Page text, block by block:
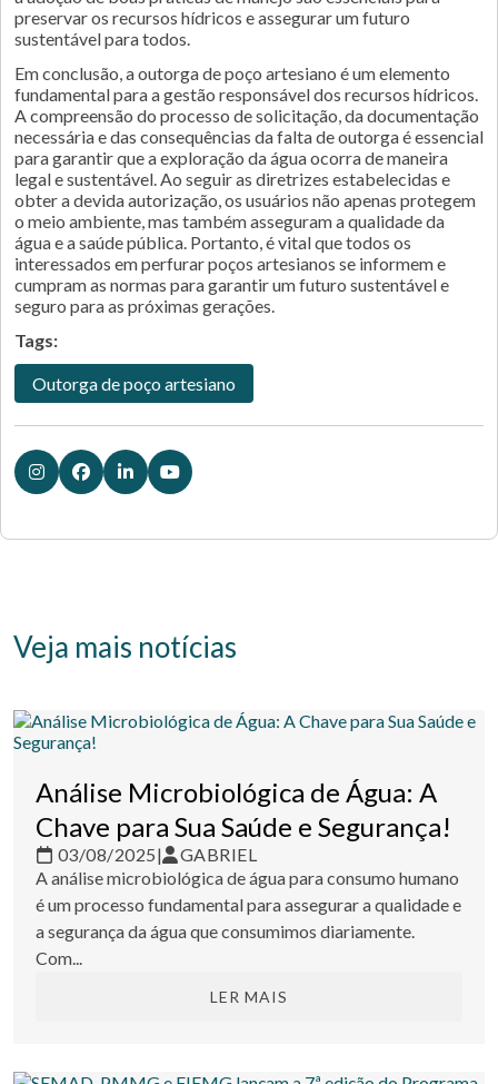
preservar os recursos hídricos e assegurar um futuro
sustentável para todos.
Em conclusão, a outorga de poço artesiano é um elemento
fundamental para a gestão responsável dos recursos hídricos.
A compreensão do processo de solicitação, da documentação
necessária e das consequências da falta de outorga é essencial
para garantir que a exploração da água ocorra de maneira
legal e sustentável. Ao seguir as diretrizes estabelecidas e
obter a devida autorização, os usuários não apenas protegem
o meio ambiente, mas também asseguram a qualidade da
água e a saúde pública. Portanto, é vital que todos os
interessados em perfurar poços artesianos se informem e
cumpram as normas para garantir um futuro sustentável e
seguro para as próximas gerações.
Tags:
Outorga de poço artesiano
Veja mais notícias
Análise Microbiológica de Água: A
Chave para Sua Saúde e Segurança!
03/08/2025|
GABRIEL
A análise microbiológica de água para consumo humano
é um processo fundamental para assegurar a qualidade e
a segurança da água que consumimos diariamente.
Com...
LER MAIS